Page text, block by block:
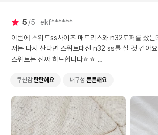
냄새는 받은 날 반나절정도
환기하니 괜찮았습니다. 첫
번째 사진은 토퍼자체의 상
태입니다. 굉장히 내츄럴한
색감이고 유기농느낌이랄까
밴딩 방수커버가 씌워진 상
태더라구요. 두번째사진처럼
팜프링타이벡지퍼형커버로
완전히 감싸 준 다음 기본구
성인 밴딩방수커버를 다시
5 5 ekf******
이번에 스위트ss사이즈 매트리스와 n32토퍼를 샀는
저는 다시 산다면 스위트대신 n32 ss를 살 것 같아
스위트는 진짜 하드합니다ㅎㅎ
성장기에는 단단한게 좋다지만 아이가 원한다면 토퍼
N32는 부드럽고 탱탱하게 몸을 밀어주는 느낌이랄까
정말 잘 샀다싶을 정도로 기분좋게 잠이 들었습니다.
새거 냄새는 받은 날 반나절정도 환기하니
쿠션감 탄탄해요 내구성 튼튼해요